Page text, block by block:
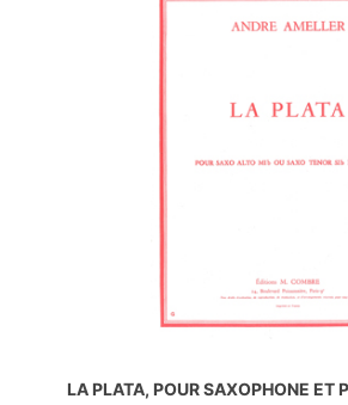
LA PLATA, POUR SAXOPHONE ET